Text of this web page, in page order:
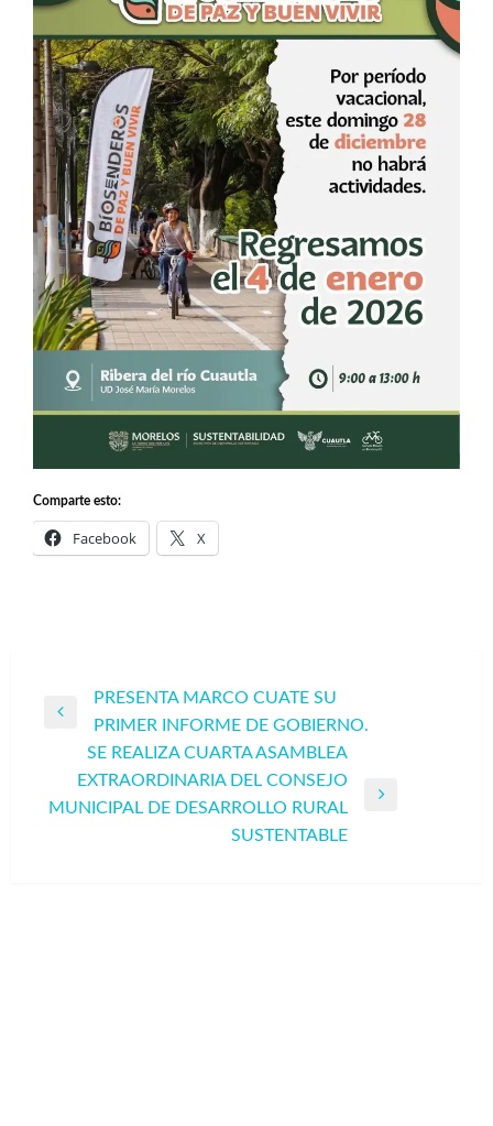
Comparte esto:
Facebook X
Navegación
entradas
Entrada
anterior
PRESENTA MARCO CUATE SU
PRIMER INFORME DE GOBIERNO.
Entrada
SE REALIZA CUARTA ASAMBLEA
EXTRAORDINARIA DEL CONSEJO
MUNICIPAL DE DESARROLLO RURAL
SUSTENTABLE